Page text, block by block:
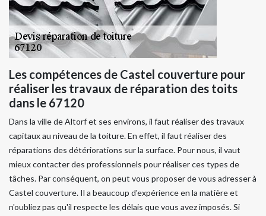
Les compétences de Castel couverture pour
réaliser les travaux de réparation des toits
dans le 67120
Dans la ville de Altorf et ses environs, il faut réaliser des travaux
capitaux au niveau de la toiture. En effet, il faut réaliser des
réparations des détériorations sur la surface. Pour nous, il vaut
mieux contacter des professionnels pour réaliser ces types de
tâches. Par conséquent, on peut vous proposer de vous adresser à
Castel couverture. Il a beaucoup d'expérience en la matière et
n'oubliez pas qu'il respecte les délais que vous avez imposés. Si